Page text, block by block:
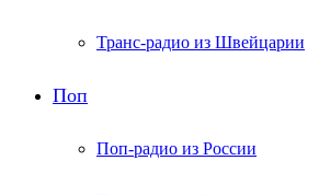
Транс-радио из Швейцарии
Поп
Поп-радио из России